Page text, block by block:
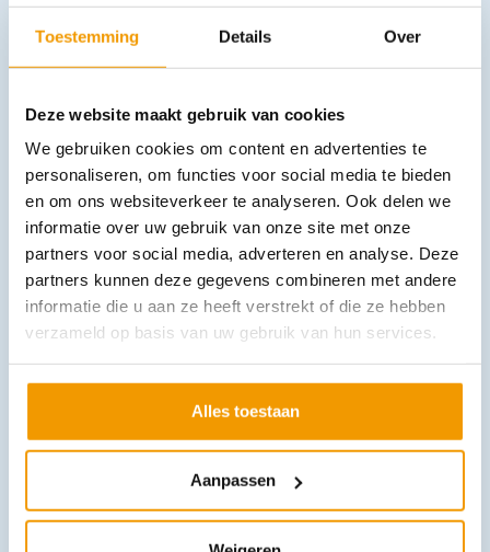
Toestemming Details Over
Deze website maakt gebruik van cookies
We gebruiken cookies om content en advertenties te
personaliseren, om functies voor social media te bieden
en om ons websiteverkeer te analyseren. Ook delen we
informatie over uw gebruik van onze site met onze
partners voor social media, adverteren en analyse. Deze
partners kunnen deze gegevens combineren met andere
informatie die u aan ze heeft verstrekt of die ze hebben
verzameld op basis van uw gebruik van hun services.
Alles toestaan
Aanpassen
Andere producten in deze
categorie:
Rescuepack I Weinmann met toebehoren tasje zonder inhoud
In winkelwagen